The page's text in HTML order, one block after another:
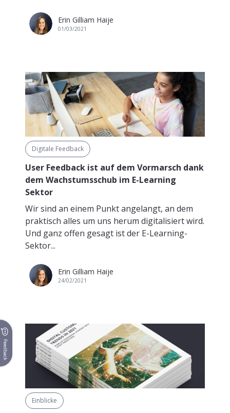
Erin Gilliam Haije
01/03/2021
Digitale Feedback
User Feedback ist auf dem Vormarsch dank
dem Wachstumsschub im E-Learning
Sektor
Wir sind an einem Punkt angelangt, an dem
praktisch alles um uns herum digitalisiert wird.
Und ganz offen gesagt ist der E-Learning-
Sektor...
Erin Gilliam Haije
24/02/2021
Einblicke
Feedback